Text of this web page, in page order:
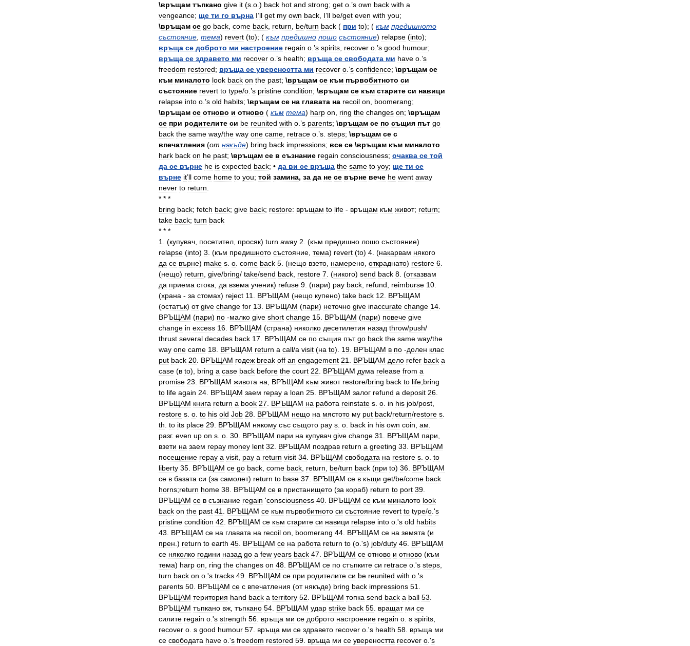
\връщам тъпкано give it (s o .) back hot and strong; get o .’s own back with a
vengeance; ще ти го върна I’ll get my own back I’ll be/get even with you;
\връщам се go back come back return be/turn back ( при to); ( към предишното
състояние тема) revert (to); ( към предишно лошо състояние) relapse (into);
връща се доброто ми настроение regain o .’s spirits recover o .’s good humour;
връща се здравето ми recover o .’s health; връща се свободата ми have o .’s
freedom restored; връща се увереността ми recover o .’s confidence; \връщам се
към миналото look back on the past; \връщам се към първобитното си
състояние revert to type/o .’s pristine condition; \връщам се към старите си навици
relapse into o .’s old habits; \връщам се на главата на recoil on boomerang;
\връщам се отново и отново ( към тема) harp on ring the changes on; \връщам
се при родителите си be reunited with o .’s parents; \връщам се по същия път go
back the same way/the way one came retrace o .’s steps; \връщам се с
впечатления (от някъде) bring back impressions; все се \връщам към миналото
hark back on he past; \връщам се в съзнание regain consciousness; очаква се той
да се върне he is expected back; • да ви се връща the same to yoy; ще ти се
върне it’ll come home to you; той замина, за да не се върне вече he went away
never to return
* * *
bring back; fetch back; give back; restore: връщам to life - връщам към живот; return;
take back; turn back
* * *
1
. (купувач посетител просяк) turn away 2 . (към предишно лошо състояние)
relapse (into) 3 . (към предишното състояние тема) revert (to) 4 . (накарвам някого
да се върне) make s o come back 5 . (нещо взето намерено откраднато) restore 6
(нещо) return give/bring/ take/send back restore 7 . (никого) send back 8 . (отказвам
да приема стока да взема ученик) refuse 9 . (пари) pay back refund reimburse 10
(храна - за стомах) reject 11 ВРЪЩАМ (нещо купено) take back 12
ВРЪЩАМ
(остатък) от give change for 13 ВРЪЩАМ (пари) неточно give inaccurate change 14
ВРЪЩАМ (пари) по -малко give short change 15 ВРЪЩАМ (пари) повече give
change in excess 16 ВРЪЩАМ (страна) няколко десетилетия назад throw/push/
thrust several decades back 17 ВРЪЩАМ ce по същия път go back the same way/the
way one came 18 ВРЪЩАМ return a call/a visit (на to). 19 ВРЪЩАМ в по -долен клас
put back 20 ВРЪЩАМ годеж break off an engagement 21 ВРЪЩАМ дело refer back a
case (в to), bring a case back before the court 22 ВРЪЩАМ дума release from a
promise 23 ВРЪЩАМ живота на ВРЪЩАМ към живот restore/bring back to life;bring
to life again 24 ВРЪЩАМ заем repay a loan 25 ВРЪЩАМ залог refund a deposit 26
ВРЪЩАМ книга return a book 27 ВРЪЩАМ на работа reinstate s o in his job/post
restore s o to his old Job 28 ВРЪЩАМ нещо на мястото му put back/return/restore s
th to its place 29 ВРЪЩАМ някому със същото pay s o back in his own coin ам
разг. even up on s о 30 ВРЪЩАМ пари на купувач give change 31 ВРЪЩАМ пари
взети на заем repay money lent 32 ВРЪЩАМ поздрав return a greeting 33
ВРЪЩАМ
посещение repay a visit pay a return visit 34 ВРЪЩАМ свободата на restore s o to
liberty 35 ВРЪЩАМ се go back come back return be/turn back (при to) 36 ВРЪЩАМ
се в базата си (за самолет) return to base 37 ВРЪЩАМ се в къщи get/be/come back
horns;return home 38 ВРЪЩАМ се в пристанището (за кораб) return to port 39
ВРЪЩАМ се в съзнание regain 'consciousness 40 ВРЪЩАМ се към миналото look
back on the past 41 ВРЪЩАМ се към първобитното си състояние revert to type/o .'s
pristine condition 42 ВРЪЩАМ се към старите си навици relapse into o .'s old habits
43
ВРЪЩАМ се на главата на recoil on boomerang 44 ВРЪЩАМ се на земята (и
прен .) return to earth 45 ВРЪЩАМ се на работа return to (o .'s) job/duty 46 ВРЪЩАМ
се няколко години назад go a few years back 47 ВРЪЩАМ се отново и отново (към
тема) harp on ring the changes on 48 ВРЪЩАМ се по стъпките си retrace o .'s steps
turn back on o .'s tracks 49 ВРЪЩАМ се при родителите си be reunited with o .'s
parents 50 ВРЪЩАМ се с впечатления (от някъде) bring back impressions 51
ВРЪЩАМ територия hand back a territory 52 ВРЪЩАМ топка send back a ball 53
ВРЪЩАМ тъпкано вж тъпкано 54 ВРЪЩАМ удар strike back 55 вращат ми се
силите regain o .'s strength 56 връща ми се доброто настроение regain о s spirits
recover o s good humour 57 връща ми се здравето recover o .'s health 58 връща ми
се свободата have o .'s freedom restored 59 връща ми се увереността recover o .'s